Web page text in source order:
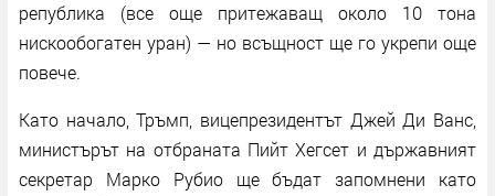
република (все още притежаващ около 10 тона
нискообогатен уран) — но всъщност ще го укрепи още
повече.
Като начало, Тръмп, вицепрезидентът Джей Ди Ванс,
министърът на отбраната Пийт Хегсет и държавният
секретар Марко Рубио ще бъдат запомнени като